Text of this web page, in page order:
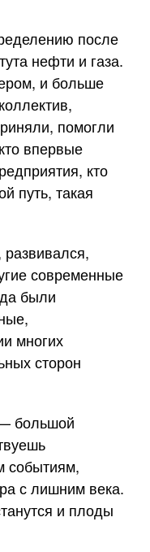
после
нефти и газа.
и больше
помогли
впервые
кто
путь, такая
современные
были
многих
сторон
большой
событиям,
с лишним века.
и плоды